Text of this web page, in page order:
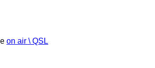
on air \ QSL